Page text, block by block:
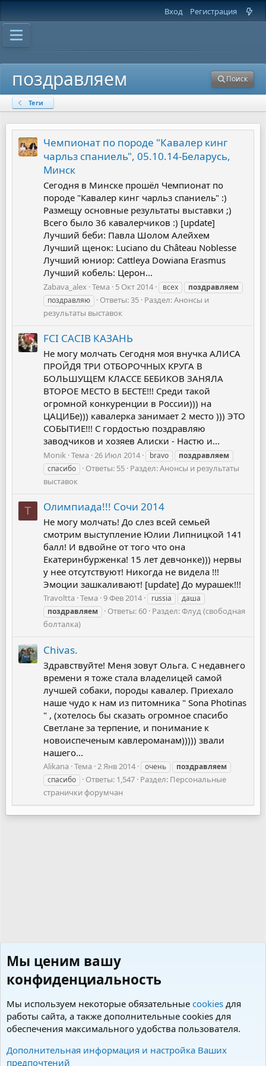
Вход Регистрация
поздравляем Поиск
Теги
Чемпионат по породе "Кавалер кинг
чарльз спаниель", 05.10.14-Беларусь,
Минск
Сегодня в Минске прошёл Чемпионат по
породе "Кавалер кинг чарльз спаниель" :)
Размещу основные результаты выставки ;)
Всего было 36 кавалерчиков :) [update]
Лучший беби: Павла Шолом Алейхем
Лучший щенок: Luciano du Château Noblesse
Лучший юниор: Cattleya Dowiana Erasmus
Лучший кобель: Церон...
Zabava_alex Тема 5 Окт 2014 всех
поздравляем
поздравляю
Ответы: 35 Раздел:Анонсы и
результаты выставок
FCI CACIB КАЗАНЬ
Не могу молчать Сегодня моя внучка АЛИСА
ПРОЙДЯ ТРИ ОТБОРОЧНЫХ КРУГА В
БОЛЬШУЩЕМ КЛАССЕ БЕБИКОВ ЗАНЯЛА
ВТОРОЕ МЕСТО В БЕСТЕ!!! Среди такой
огромной конкуренции в России))) на
ЦАЦИБе))) кавалерка занимает 2 место ))) ЭТО
СОБЫТИЕ!!! С гордостью поздравляю
заводчиков и хозяев Алиски - Настю и...
Monik Тема 26 Июл 2014 bravo
поздравляем
спасибо
Ответы: 55 Раздел:Анонсы и результаты
выставок
T Олимпиада!!! Сочи 2014
Не могу молчать! До слез всей семьей
смотрим выступление Юлии Липницкой 141
балл! И вдвойне от того что она
Екатеринбурженка! 15 лет девчонке))) нервы
у нее отсутствуют! Никогда не видела !!!
Эмоции зашкаливают! [update] До мурашек!!!
Travoltta Тема 9 Фев 2014 russia
даша
поздравляем
Ответы: 60 Раздел:Флуд (свободная
болталка)
Chivas.
Здравствуйте! Меня зовут Ольга. С недавнего
времени я тоже стала владелицей самой
лучшей собаки, породы кавалер. Приехало
наше чудо к нам из питомника " Sona Photinas
" , (хотелось бы сказать огромное спасибо
Светлане за терпение, и понимание к
новоиспеченым кавлероманам))))) звали
нашего...
Alikana Тема 2 Янв 2014 очень
поздравляем
спасибо
Ответы: 1,547 Раздел: Персональные
странички форумчан
Теги
Мы ценим вашу
конфиденциальность
Мы используем некоторые обязательные cookies для
работы сайта, а также дополнительные cookies для
обеспечения максимального удобства пользователя.
Дополнительная информация и настройка Ваших
предпочтений